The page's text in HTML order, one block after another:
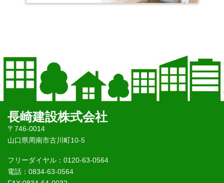
長崎建設株式会社
〒746-0014
山口県周南市古川町10-5
フリーダイヤル：0120-63-0564
電話：0834-63-0564